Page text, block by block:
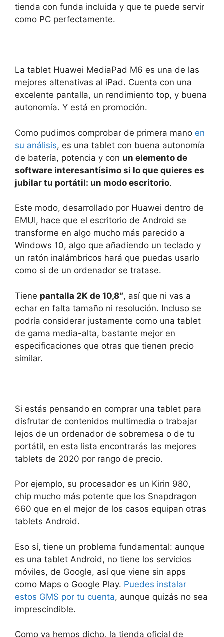
tienda con funda incluida y que te puede servir
como PC perfectamente.
La tablet Huawei MediaPad M6 es una de las
mejores altenativas al iPad. Cuenta con una
excelente pantalla, un rendimiento top, y buena
autonomía. Y está en promoción.
Como pudimos comprobar de primera mano en
su análisis, es una tablet con buena autonomía
de batería, potencia y con un elemento de
software interesantísimo si lo que quieres es
jubilar tu portátil: un modo escritorio.
Este modo, desarrollado por Huawei dentro de
EMUI, hace que el escritorio de Android se
transforme en algo mucho más parecido a
Windows 10, algo que añadiendo un teclado y
un ratón inalámbricos hará que puedas usarlo
como si de un ordenador se tratase.
Tiene pantalla 2K de 10,8″, así que ni vas a
echar en falta tamaño ni resolución. Incluso se
podría considerar justamente como una tablet
de gama media-alta, bastante mejor en
especificaciones que otras que tienen precio
similar.
Si estás pensando en comprar una tablet para
disfrutar de contenidos multimedia o trabajar
lejos de un ordenador de sobremesa o de tu
portátil, en esta lista encontrarás las mejores
tablets de 2020 por rango de precio.
Por ejemplo, su procesador es un Kirin 980,
chip mucho más potente que los Snapdragon
660 que en el mejor de los casos equipan otras
tablets Android.
Eso sí, tiene un problema fundamental: aunque
es una tablet Android, no tiene los servicios
móviles, de Google, así que viene sin apps
como Maps o Google Play. Puedes instalar
estos GMS por tu cuenta, aunque quizás no sea
imprescindible.
Como ya hemos dicho, la tienda oficial de